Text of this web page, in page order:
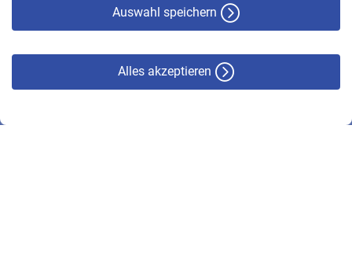
Auswahl speichern
Alles akzeptieren
© VBL 2026